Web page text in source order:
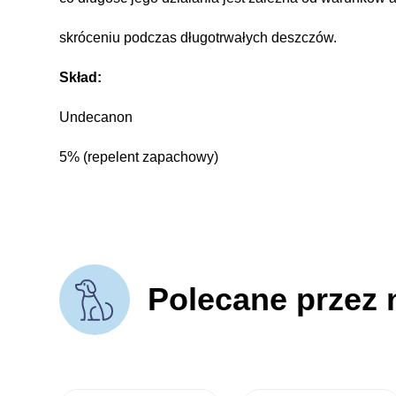
skróceniu podczas długotrwałych deszczów.
Skład:
Undecanon
5% (repelent zapachowy)
Polecane przez